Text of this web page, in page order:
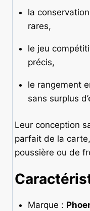
la
rares,
le jeu
précis,
le rangement
sans surplus
Leur conception
parfait de la
poussière ou de
Marque :